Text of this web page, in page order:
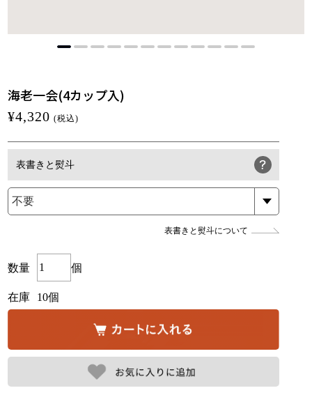
海老一会(4カップ入)
¥4,320 (税込)
表書きと熨斗
表書きと熨斗について
数量 個
在庫 10個